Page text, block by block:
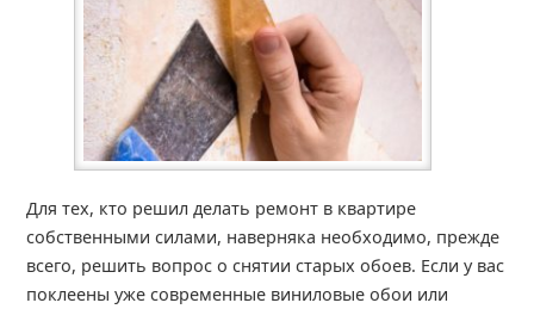
Для тех, кто решил делать ремонт в квартире
собственными силами, наверняка необходимо, прежде
всего, решить вопрос о снятии старых обоев. Если у вас
поклеены уже современные виниловые обои или